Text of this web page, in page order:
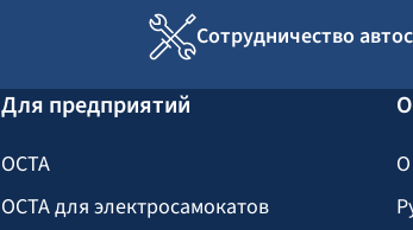
Сотрудничество
Для предприятий
OCTA
OCTA для электросамокатов
О